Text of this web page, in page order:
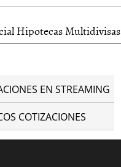
Hipotecas Multidivisas
EN STREAMING
COTIZACIONES